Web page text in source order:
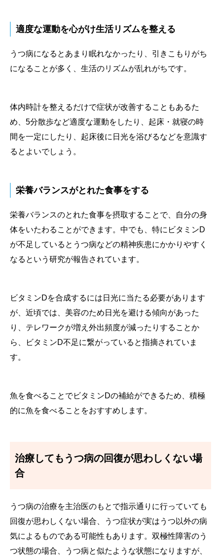
適度な運動を心がけ生活リズムを整える
うつ病になるとあまり眠れなかったり、引きこもりがち
になることが多く、生活のリズムが乱れがちです。
体内時計を整えるだけで症状が改善することもあるた
め、5分散歩など適度な運動をしたり、起床・就寝の時
間を一定にしたり、起床後に日光を浴びるなどを意識す
るとよいでしょう。
栄養バランスがとれた食事をする
栄養バランスのとれた食事を摂取することで、自分の身
体をいたわることができます。中でも、特にビタミンD
が不足しているとうつ病などの精神疾患にかかりやすく
なるという研究が報告されています。
ビタミンDを合成するには日光に当たる必要があります
が、近頃では、美容のため日光を避ける傾向があった
り、テレワークが増え外出頻度が減ったりすることか
ら、ビタミンD不足に繋がっていると指摘されていま
す。
魚を食べることでビタミンDの補給ができるため、積極
的に魚を食べることをおすすめします。
治療してもうつ病の回復が思わしくない場
合
うつ病の治療を主治医のもとで指示通りに行っていても
回復が思わしくない場合、うつ症状が実はうつ以外の病
気によるものである可能性もあります。双極性障害のう
つ状態の場合、うつ病と似たような状態になりますが、